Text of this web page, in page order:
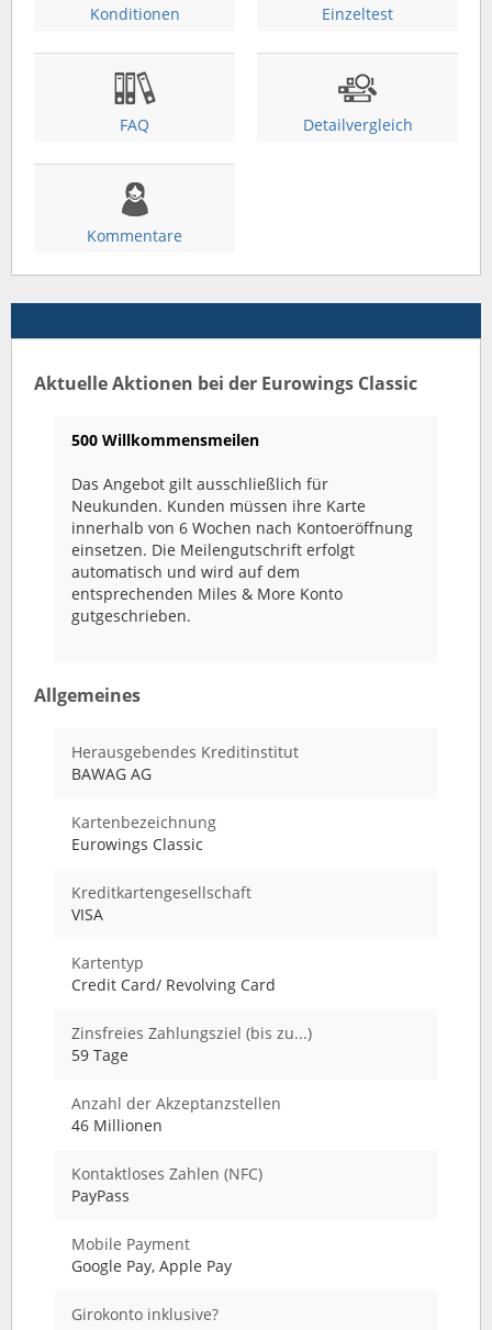
Konditionen Einzeltest
FAQ Detailvergleich
Kommentare
Aktuelle Aktionen bei der Eurowings Classic
500 Willkommensmeilen
Das Angebot gilt ausschließlich für
Neukunden. Kunden müssen ihre Karte
innerhalb von 6 Wochen nach Kontoeröffnung
einsetzen. Die Meilengutschrift erfolgt
automatisch und wird auf dem
entsprechenden Miles & More Konto
gutgeschrieben.
Allgemeines
Herausgebendes Kreditinstitut
BAWAG AG
Kartenbezeichnung
Eurowings Classic
Kreditkartengesellschaft
VISA
Kartentyp
Credit Card/ Revolving Card
Zinsfreies Zahlungsziel (bis zu...)
59 Tage
Anzahl der Akzeptanzstellen
46 Millionen
Kontaktloses Zahlen (NFC)
PayPass
Mobile Payment
Google Pay, Apple Pay
Girokonto inklusive?